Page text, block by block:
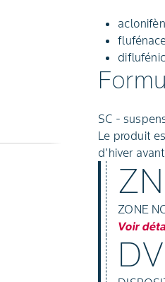
SC -
Le produit
d'hiver
ZONE
Voir